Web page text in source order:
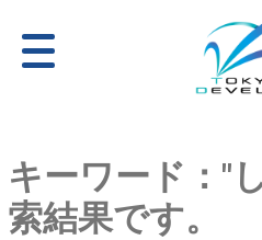
キーワード："
索結果です。